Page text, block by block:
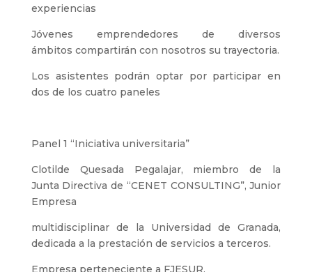
experiencias
Jóvenes emprendedores de diversos
ámbitos compartirán con nosotros su trayectoria.
Los asistentes podrán optar por participar en
dos de los cuatro paneles
Panel 1 “Iniciativa universitaria”
Clotilde Quesada Pegalajar, miembro de la
Junta Directiva de “CENET CONSULTING”, Junior
Empresa
multidisciplinar de la Universidad de Granada,
dedicada a la prestación de servicios a terceros.
Empresa perteneciente a FJESUR.